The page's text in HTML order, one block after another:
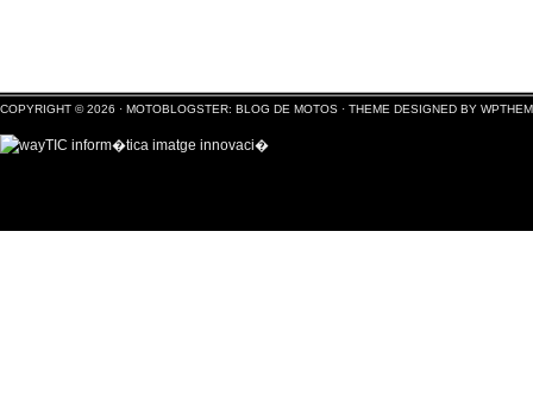
COPYRIGHT © 2026 · MOTOBLOGSTER: BLOG DE MOTOS · THEME DESIGNED BY